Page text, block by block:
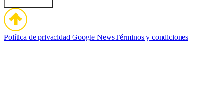
Política de privacidad Google NewsTérminos y condiciones